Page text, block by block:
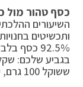
כסף טהור מול
92.5%
ששוקל 100 גרם, יחושב כ-92.5 גרם בלבד).